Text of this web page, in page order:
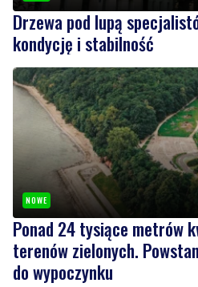
Drzewa pod lupą
kondycję i stabilność
NOWE
Ponad 24 tysiące metrów
terenów zielonych.
do wypoczynku